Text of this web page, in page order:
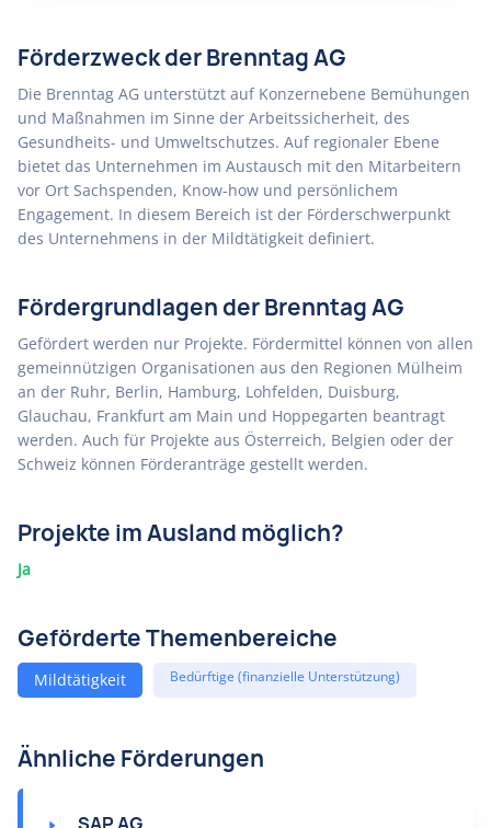
Förderzweck der Brenntag AG
Die Brenntag AG unterstützt auf Konzernebene Bemühungen
und Maßnahmen im Sinne der Arbeitssicherheit, des
Gesundheits- und Umweltschutzes. Auf regionaler Ebene
bietet das Unternehmen im Austausch mit den Mitarbeitern
vor Ort Sachspenden, Know-how und persönlichem
Engagement. In diesem Bereich ist der Förderschwerpunkt
des Unternehmens in der Mildtätigkeit definiert.
Fördergrundlagen der Brenntag AG
Gefördert werden nur Projekte. Fördermittel können von allen
gemeinnützigen Organisationen aus den Regionen Mülheim
an der Ruhr, Berlin, Hamburg, Lohfelden, Duisburg,
Glauchau, Frankfurt am Main und Hoppegarten beantragt
werden. Auch für Projekte aus Österreich, Belgien oder der
Schweiz können Förderanträge gestellt werden.
Projekte im Ausland möglich?
Ja
Geförderte Themenbereiche
Mildtätigkeit Bedürftige (finanzielle Unterstützung)
Ähnliche Förderungen